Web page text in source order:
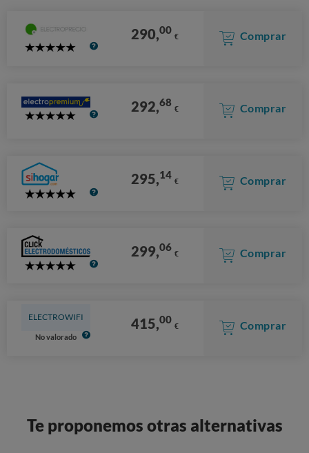
5
290,00 € Comprar
5
292,68 € Comprar
5
295,14 € Comprar
5
299,06 € Comprar
ELECTROWIFI
No valorado
415,00 € Comprar
Te proponemos otras alternativas